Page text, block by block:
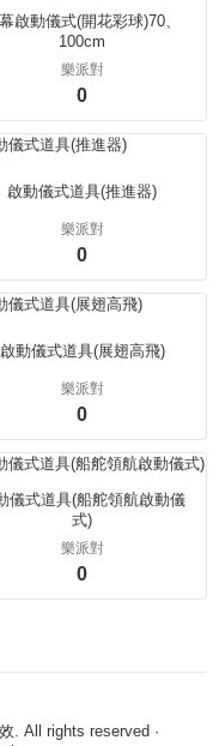
啟動儀式(開花彩球)70、
100cm
樂派對
0
啟動儀式道具(推進器)
樂派對
0
啟動儀式道具(展翅高飛)
樂派對
0
儀式道具(船舵領航啟動儀
式)
樂派對
0
. All rights reserved ·